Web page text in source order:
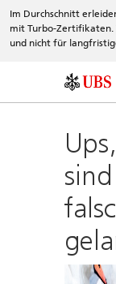
Im Durchschnitt
mit Turbo-Zertifikaten.
und nicht für